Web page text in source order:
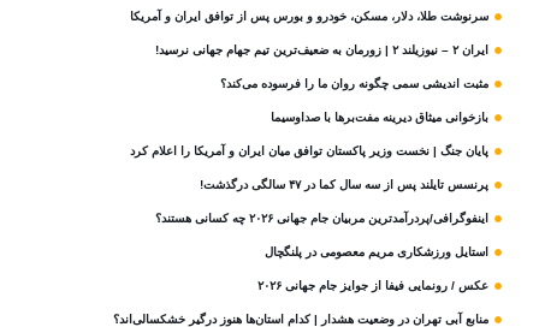
سرنوشت طلا، دلار، مسکن، خودرو و بورس پس از توافق ایران و آمریکا
ایران ۲ – نیوزیلند ۲ | زورمان به ضعیف‌ترین تیم جهام جهانی نرسید!
مثبت‌ اندیشی سمی چگونه روان ما را فرسوده می‌کند؟
بازخوانی میثاق دیرینه مفت‌برها با صداوسیما
پایان جنگ | نخست وزیر پاکستان توافق میان ایران و آمریکا را اعلام کرد
پرنسس تایلند پس از سه سال کما در ۴۷ سالگی درگذشت!
اینفوگرافی/پردرآمدترین مربیان جام جهانی ۲۰۲۶ چه کسانی هستند؟
استایل ورزشکاری مریم معصومی در پلنگچال
عکس / رونمایی فیفا از جوایز جام جهانی ۲۰۲۶
منابع آبی تهران در وضعیت هشدار | کدام استان‌ها هنوز درگیر خشکسالی‌اند؟